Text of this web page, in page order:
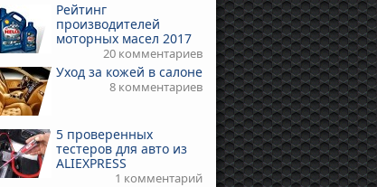
Рейтинг
производителей
моторных масел 2017
20 комментариев
Уход за кожей в салоне
8 комментариев
5 проверенных
тестеров для авто из
ALIEXPRESS
1 комментарий